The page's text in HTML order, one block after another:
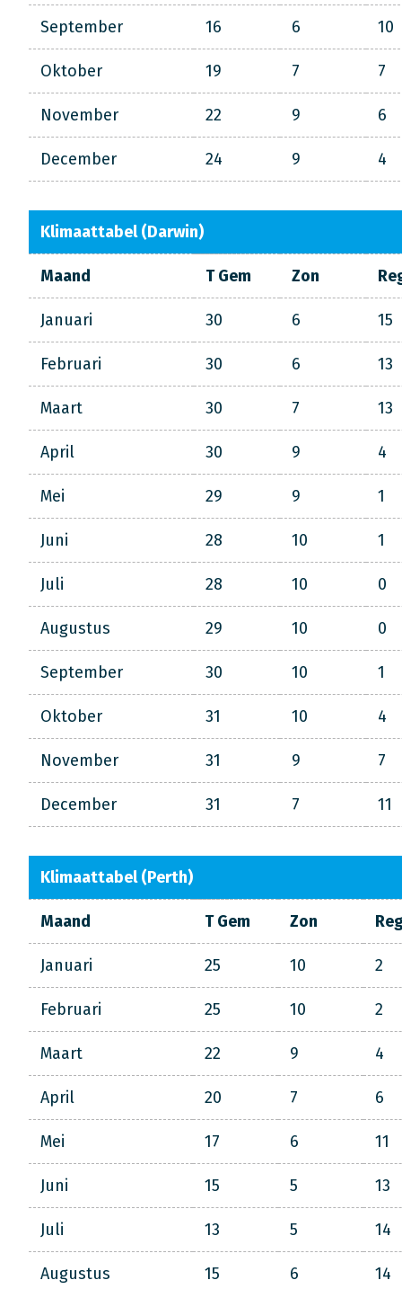
September 16 6 10
Oktober 19 7 7
November 22 9 6
December 24 9 4
Klimaattabel (Darwin)
Maand T Gem Zon
Januari 30 6 15
Februari 30 6 13
Maart 30 7 13
April 30 9 4
Mei 29 9 1
Juni 28 10 1
Juli 28 10 0
Augustus 29 10 0
September 30 10 1
Oktober 31 10 4
November 31 9 7
December 31 7 11
Klimaattabel (Perth)
Maand T Gem Zon
Januari 25 10 2
Februari 25 10 2
Maart 22 9 4
April 20 7 6
Mei 17 6 11
Juni 15 5 13
Juli 13 5 14
Augustus 15 6 14